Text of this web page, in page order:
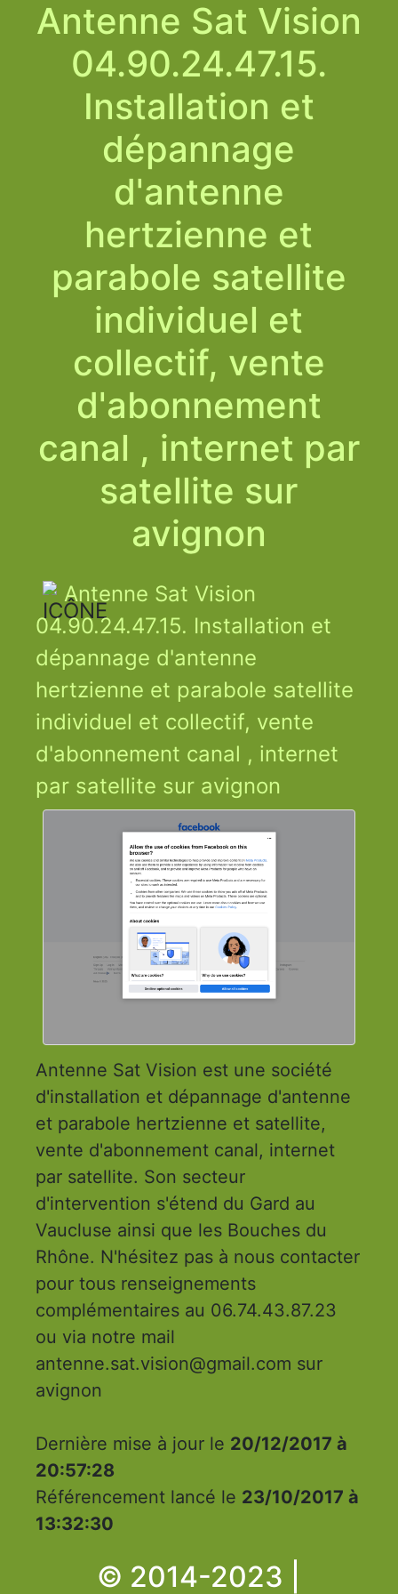
Antenne Sat Vision
04.90.24.47.15.
Installation et
dépannage
d'antenne
hertzienne et
parabole satellite
individuel et
collectif, vente
d'abonnement
canal , internet par
satellite sur
avignon
Antenne Sat Vision
04.90.24.47.15. Installation et
dépannage d'antenne
hertzienne et parabole satellite
individuel et collectif, vente
d'abonnement canal , internet
par satellite sur avignon
Antenne Sat Vision est une société
d'installation et dépannage d'antenne
et parabole hertzienne et satellite,
vente d'abonnement canal, internet
par satellite. Son secteur
d'intervention s'étend du Gard au
Vaucluse ainsi que les Bouches du
Rhône. N'hésitez pas à nous contacter
pour tous renseignements
complémentaires au 06.74.43.87.23
ou via notre mail
antenne.sat.vision@gmail.com sur
avignon
Dernière mise à jour le 20/12/2017 à
20:57:28
Référencement lancé le 23/10/2017 à
13:32:30
© 2014-2023 |